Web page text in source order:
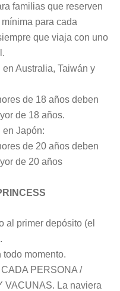
familias que reserven
para cada
que viaja con uno
Australia, Taiwán y
de 18 años deben
de 18 años.
en Japón:
de 20 años deben
de 20 años
al primer depósito (el
todo momento.
PERSONA /
VACUNAS. La naviera